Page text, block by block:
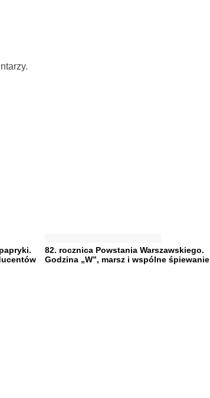
82. rocznica Powstania Warszawskiego.
Godzina „W”, marsz i wspólne śpiewanie